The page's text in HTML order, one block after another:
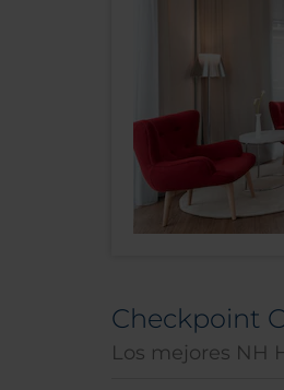
Checkpoint
Los mejores NH